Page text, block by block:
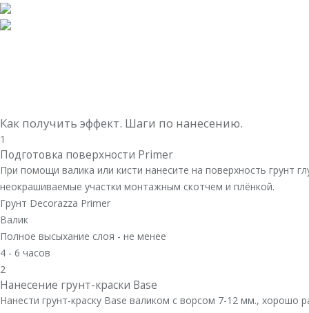
Как получить эффект. Шаги по нанесению.
1
Подготовка поверхности Primer
При помощи валика или кисти нанесите на поверхность грунт
неокрашиваемые участки монтажным скотчем и плёнкой.
Грунт Decorazza Primer
Валик
Полное высыхание слоя - не менее
4 - 6 часов
2
Нанесение грунт-краски Base
Нанести грунт-краску Base валиком с ворсом 7-12 мм., хорошо